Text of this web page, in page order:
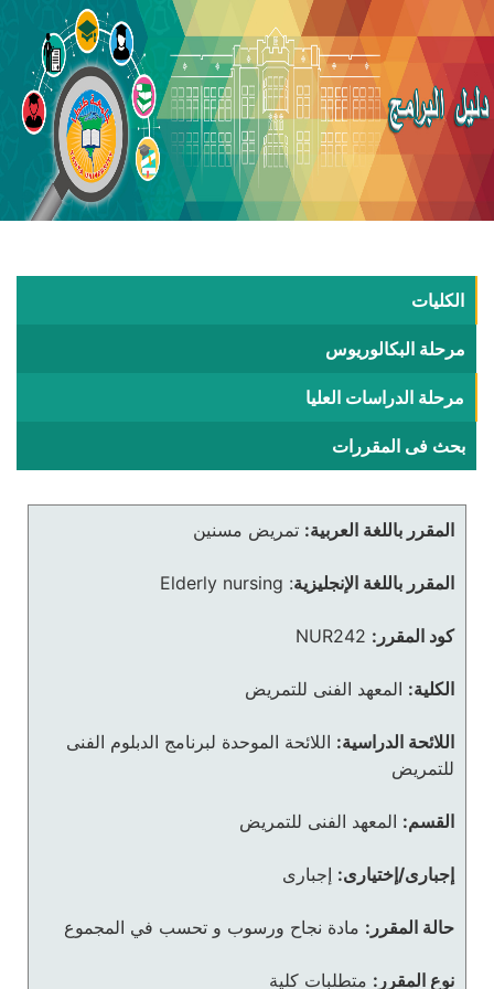
الكليات
مرحلة البكالوريوس
مرحلة الدراسات العليا
بحث فى المقررات
المقرر باللغة العربية: تمريض مسنين
المقرر باللغة الإنجليزية:
Elderly nursing
كود المقرر: NUR242
الكلية: المعهد الفنى للتمريض
اللائحة الدراسية: اللائحة الموحدة لبرنامج الدبلوم الفنى
للتمريض
القسم: المعهد الفنى للتمريض
إجبارى/إختيارى: إجبارى
حالة المقرر: مادة نجاح ورسوب و تحسب في المجموع
نوع المقرر: متطلبات كلية